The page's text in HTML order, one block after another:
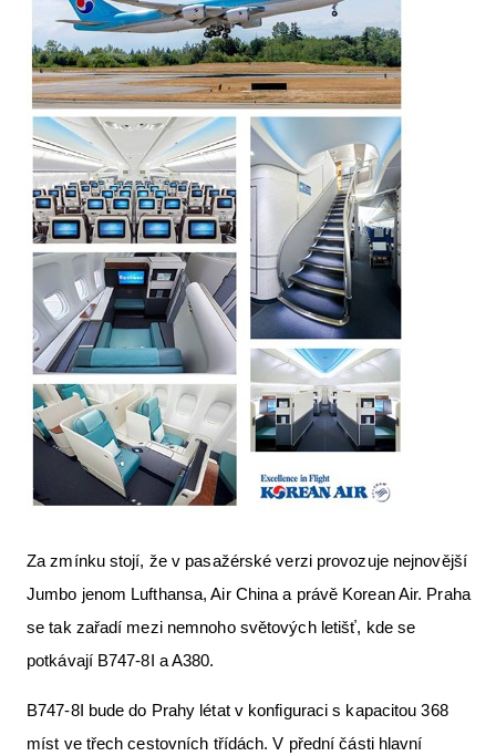
Za zmínku stojí, že v pasažérské verzi provozuje nejnovější
Jumbo jenom Lufthansa, Air China a právě Korean Air. Praha
se tak zařadí mezi nemnoho světových letišť, kde se
potkávají B747-8I a A380.
B747-8I bude do Prahy létat v konfiguraci s kapacitou 368
míst ve třech cestovních třídách. V přední části hlavní